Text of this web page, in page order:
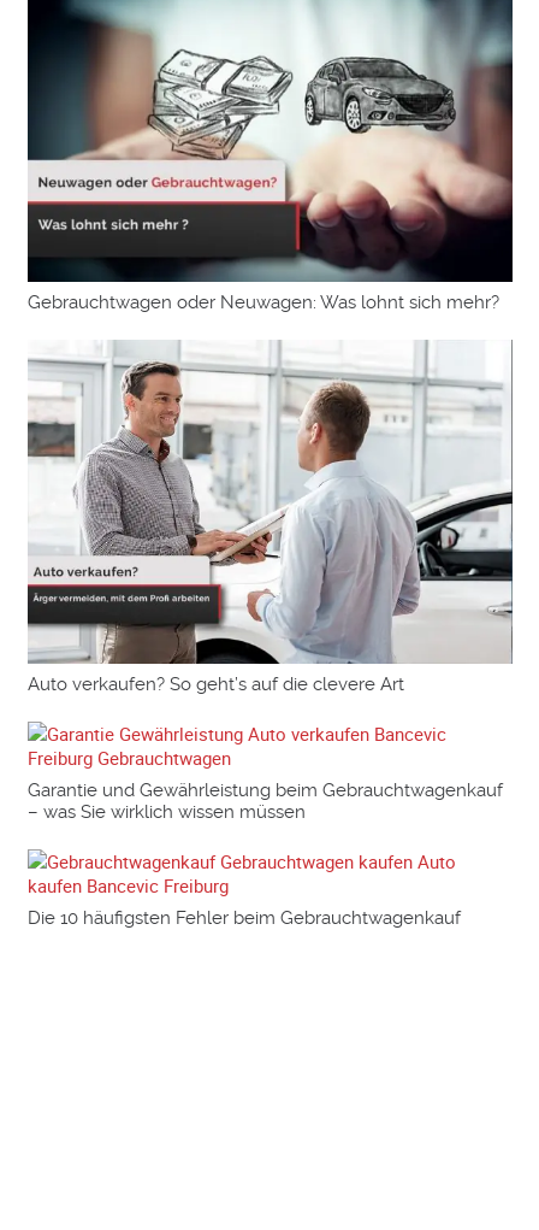
Gebrauchtwagen oder Neuwagen: Was lohnt sich mehr?
Auto verkaufen? So geht’s auf die clevere Art
Garantie und Gewährleistung beim Gebrauchtwagenkauf
– was Sie wirklich wissen müssen
Die 10 häufigsten Fehler beim Gebrauchtwagenkauf